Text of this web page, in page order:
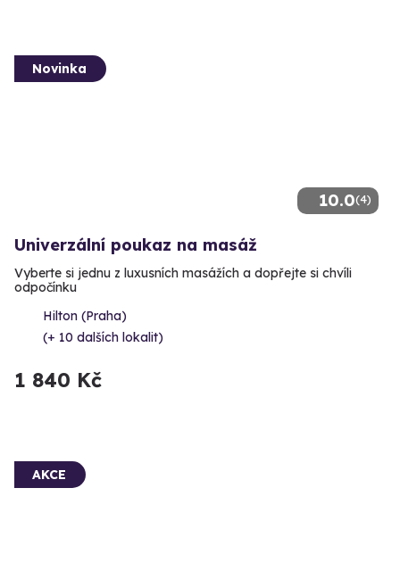
10.0(4)
Novinka
Univerzální poukaz na masáž
Vyberte si jednu z luxusních masážích a dopřejte si chvíli
odpočínku
Hilton (Praha)
(+ 10 dalších lokalit)
1 840 Kč
AKCE